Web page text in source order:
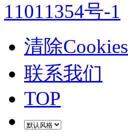
11011354号-1
清除Cookies
联系我们
TOP